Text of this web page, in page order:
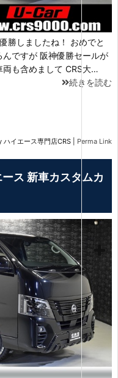
勝しましたね！ おめでと
ですが 阪神優勝セールが
も含めまして CRS大…
続きを読む
ハイエース専門店CRS Perma Link
ス 新車カスタムカ